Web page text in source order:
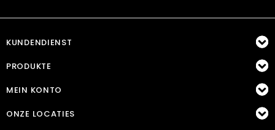
KUNDENDIENST
PRODUKTE
MEIN KONTO
ONZE LOCATIES